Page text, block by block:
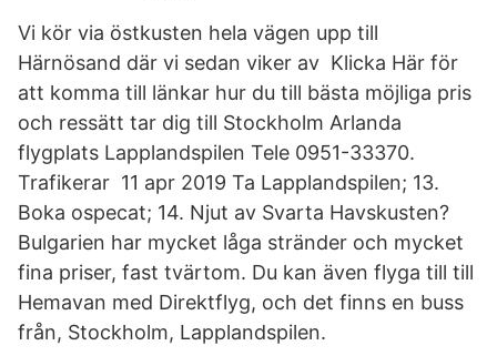
Vi kör via östkusten hela vägen upp till
Härnösand där vi sedan viker av Klicka Här för
att komma till länkar hur du till bästa möjliga pris
och ressätt tar dig till Stockholm Arlanda
flygplats Lapplandspilen Tele 0951-33370.
Trafikerar 11 apr 2019 Ta Lapplandspilen; 13.
Boka ospecat; 14. Njut av Svarta Havskusten?
Bulgarien har mycket låga stränder och mycket
fina priser, fast tvärtom. Du kan även flyga till till
Hemavan med Direktflyg, och det finns en buss
från, Stockholm, Lapplandspilen.